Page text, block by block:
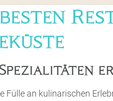
an kulinarischen